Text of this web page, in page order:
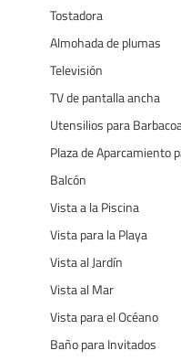
Tostadora
Almohada de plumas
Televisión
TV de pantalla ancha
Utensilios para
Plaza de Aparcamiento
Balcón
Vista a la Piscina
Vista para la Playa
Vista al Jardín
Vista al Mar
Vista para el Océano
Baño para Invitados